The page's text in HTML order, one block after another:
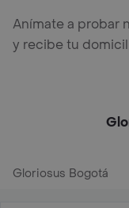
Anímate a probar
y recibe tu
Gloriosus Bogotá